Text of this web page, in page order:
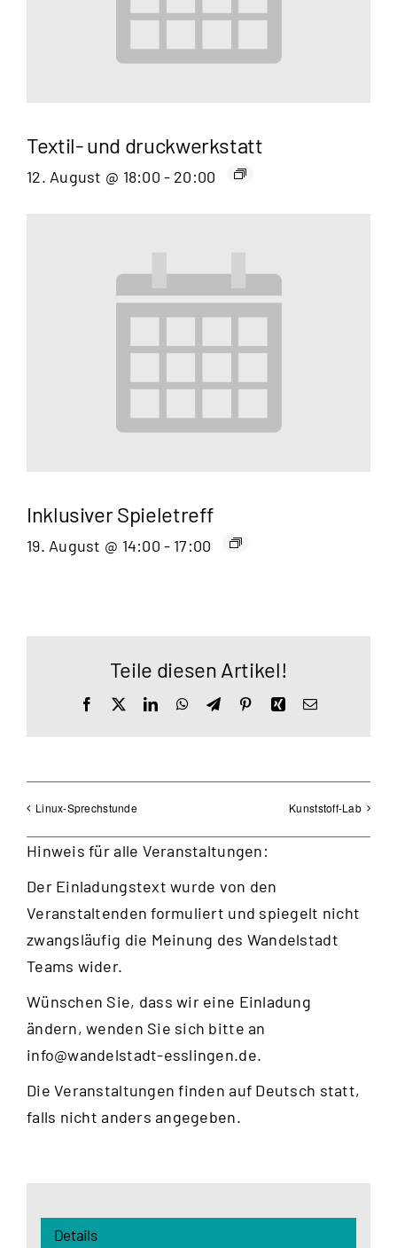
Textil- und druckwerkstatt
12. August @ 18:00 - 20:00
Inklusiver Spieletreff
19. August @ 14:00 - 17:00
Teile diesen Artikel!
Facebook LinkedInWhatsApp
TelegramPinterestXingE-
Linux-Sprechstunde Kunststoff-Lab
Hinweis für alle Veranstaltungen:
Der Einladungstext wurde von den
Veranstaltenden formuliert und spiegelt nicht
zwangsläufig die Meinung des Wandelstadt
Teams wider.
Wünschen Sie, dass wir eine Einladung
ändern, wenden Sie sich bitte an
info@wandelstadt-esslingen.de.
Die Veranstaltungen finden auf Deutsch statt,
falls nicht anders angegeben.
Details